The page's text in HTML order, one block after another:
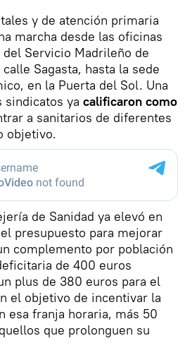
y de atención primaria
marcha desde las oficinas
Servicio Madrileño de
Sagasta, hasta la sede
en la Puerta del Sol. Una
sindicatos ya calificaron como
a sanitarios de diferentes
objetivo.
de Sanidad ya elevó en
el presupuesto para mejorar
complemento por población
de 400 euros
plus de 380 euros para el
el objetivo de incentivar la
esa franja horaria, más 50
que prolonguen su